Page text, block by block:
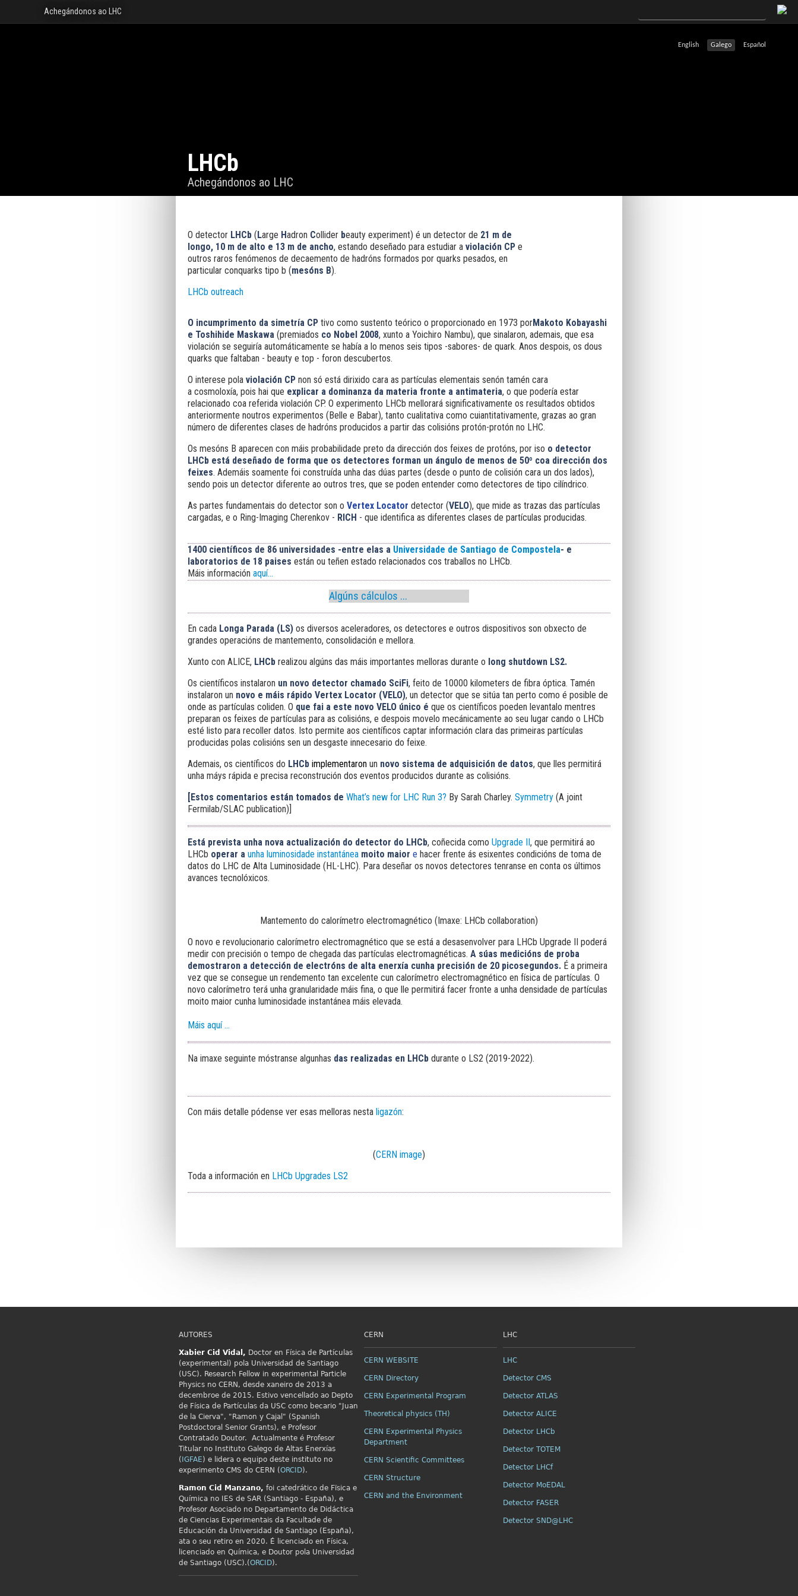
Español
Galego
English
Achegándonos ao LHC
LHCb
Achegándonos ao LHC
O detector LHCb (Large Hadron Collider beauty experiment) é un detector de 21 m de
longo, 10 m de alto e 13 m de ancho, estando deseñado para estudiar a violación CPe
outros raros fenómenos de decaemento de hadróns formados por quarks pesados, en
particular conquarks tipo b (mesóns B).
LHCb outreach
O incumprimento da simetría CPtivo como sustento teórico o proporcionado en 1973 porMakoto Kobayashi
e Toshihide Maskawa(premiados co Nobel 2008, xunto a Yoichiro Nambu), que sinalaron, ademais, que esa
violación se seguiría automáticamente se había a lo menos seis tipos -sabores- de quark. Anos despois, os dous
quarks que faltaban - beauty e top - foron descubertos.
O interese pola violación CP non só está dirixido cara as partículas elementais senón tamén cara
a cosmoloxía, pois hai que explicar a dominanza da materia fronte a antimateria, o que podería estar
relacionado coa referida violación CP. O experimento LHCb mellorará significativamente os resultados obtidos
anteriormente noutros experimentos (Belle e Babar), tanto cualitativa como cuiantitativamente, grazas ao gran
número de diferentes clases de hadróns producidos a partir das colisións protón-protón no LHC.
Os mesóns B aparecen con máis probabilidade preto da dirección dos feixes de protóns, por iso o detector
LHCb está deseñado de forma que os detectores forman un ángulo de menos de 50º coa dirección dos
feixes. Ademáis soamente foi construída unha das dúas partes (desde o punto de colisión cara un dos lados),
sendo pois un detector diferente ao outros tres, que se poden entender como detectores de tipo cilíndrico.
As partes fundamentais do detector son o Vertex Locator detector (VELO), que mide as trazas das partículas
cargadas, e o Ring-Imaging Cherenkov - RICH - que identifica as diferentes clases de partículas producidas.
1400 científicos de 86 universidades -entre elas a Universidade de Santiago de Compostela- e
laboratorios de 18 paises están ou teñen estado relacionados cos traballos no LHCb.
Máis información aquí...
Algúns cálculos ...
En cada Longa Parada (LS)os diversos aceleradores, os detectores e outros dispositivos son obxecto de
grandes operacións de mantemento, consolidación e mellora.
Xunto con ALICE, LHCbrealizou algúns das máis importantes melloras durante o long shutdown LS2.
Os científicos instalaron un novo detector chamado SciFi, feito de 10000 kilometers de fibra óptica. Tamén
instalaron un novo e máis rápido Vertex Locator (VELO), un detector que se sitúa tan perto como é posible de
onde as partículas coliden. O que fai a este novo VELO único é que os científicos poeden levantalo mentres
preparan os feixes de partículas para as colisións, e despois movelo mecánicamente ao seu lugar cando o LHCb
esté listo para recoller datos. Isto permite aos científicos captar información clara das primeiras partículas
producidas polas colisións sen un desgaste innecesario do feixe.
Ademais, os científicos do LHCb implementaronun novo sistema de adquisición de datos, que lles permitirá
unha máys rápida e precisa reconstrución dos eventos producidos durante as colisións.
[Estos comentarios están tomados de What’s new for LHC Run 3? By Sarah Charley. Symmetry (A joint
Fermilab/SLAC publication)]
Está prevista unha nova actualización do detector do LHCb, coñecida como Upgrade II, que permitirá ao
LHCb operar a unha luminosidade instantáneamoito maior e hacer frente ás esixentes condicións de toma de
datos do LHC de Alta Luminosidade (HL-LHC). Para deseñar os novos detectores tenranse en conta os últimos
avances tecnolóxicos.
Mantemento do calorímetro electromagnético (Imaxe: LHCb collaboration)
O novo e revolucionario calorímetro electromagnético que se está a desasenvolver para LHCb Upgrade II poderá
medir con precisión o tempo de chegada das partículas electromagnéticas. A súas medicións de proba
demostraron a detección de electróns de alta enerxía cunha precisión de 20 picosegundos.É a primeira
vez que se consegue un rendemento tan excelente cun calorímetro electromagnético en física de partículas. O
novo calorímetro terá unha granularidade máis fina, o que lle permitirá facer fronte a unha densidade de partículas
moito maior cunha luminosidade instantánea máis elevada.
Máis aquí ...
Na imaxe seguinte móstranse algunhas das realizadas en LHCbdurante o LS2 (2019-2022).
Con máis detalle pódense ver esas melloras nesta ligazón:
(CERN image)
Toda a información en LHCb Upgrades LS2
AUTORES
Xabier Cid Vidal, Doctor en Física de Partículas
(experimental) pola Universidad de Santiago
(USC). Research Fellow in experimental Particle
Physics noCERN, desde xaneiro de 2013 a
decembroe de 2015. Estivo vencellado ao Depto
de Física de Partículas da USC como becario "Juan
de la Cierva", "Ramon y Cajal" (Spanish
Postdoctoral Senior Grants), e Profesor
Contratado Doutor. Actualmente é Profesor
Titular no Instituto Galego de Altas Enerxías
( IGFAE) e lidera o equipo deste instituto no
experimento CMS do CERN (ORCID).
Ramon Cid Manzano, foi catedrático de Fïsica e
Química no IES de SAR (Santiago - España), e
Profesor Asociado no Departamento de Didáctica
de Ciencias Experimentais da Facultade de
Educación da Universidad de Santiago (España),
ata o seu retiro en 2020. É licenciado en Física,
licenciado en Química, e Doutor pola Universidad
de Santiago (USC).(ORCID).
CERN
CERN WEBSITE
CERN Directory
CERN Experimental Program
Theoretical physics (TH)
CERN Experimental Physics
Department
CERN Scientific Committees
CERN Structure
CERN and the Environment
LHC
LHC
Detector CMS
Detector ATLAS
Detector ALICE
Detector LHCb
Detector TOTEM
Detector LHCf
Detector MoEDAL
Detector FASER
Detector SND@LHC